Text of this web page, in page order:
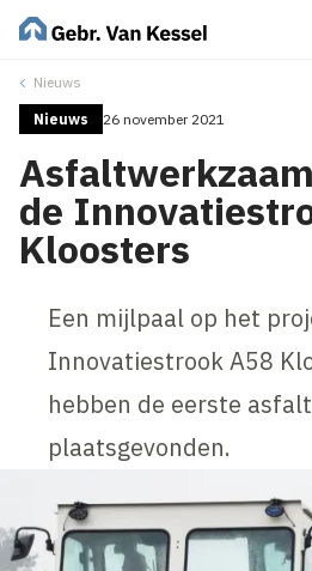
Nieuws
Nieuws 26 november 2021
de
Kloosters
Een mijlpaal op het
Innovatiestrook A58
hebben de eerste
plaatsgevonden.